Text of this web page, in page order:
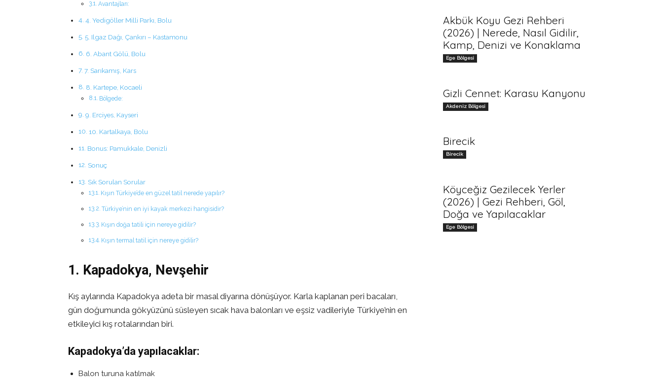
Avantajları:
4. Yedigöller Milli Parkı, Bolu
5. Ilgaz Dağı, Çankırı – Kastamonu
6. Abant Gölü, Bolu
7. Sarıkamış, Kars
8. Kartepe, Kocaeli
Bölgede:
9. Erciyes, Kayseri
10. Kartalkaya, Bolu
Bonus: Pamukkale, Denizli
Sonuç
Sık Sorulan Sorular
Kışın Türkiye’de en güzel tatil nerede yapılır?
Türkiye’nin en iyi kayak merkezi hangisidir?
Kışın doğa tatili için nereye gidilir?
Kışın termal tatil için nereye gidilir?
1. Kapadokya, Nevşehir
Kış aylarında Kapadokya adeta bir masal diyarına dönüşüyor. Karla kaplanan peri bacaları,
gün doğumunda gökyüzünü süsleyen sıcak hava balonları ve eşsiz vadileriyle Türkiye’nin en
etkileyici kış rotalarından biri.
Kapadokya’da yapılacaklar:
Balon turuna katılmak
Akbük Koyu Gezi Rehberi
(2026) | Nerede, Nasıl Gidilir,
Kamp, Denizi ve Konaklama
Ege Bölgesi
Gizli Cennet: Karasu Kanyonu
Akdeniz Bölgesi
Birecik
Birecik
Köyceğiz Gezilecek Yerler
(2026) | Gezi Rehberi, Göl,
Doğa ve Yapılacaklar
Ege Bölgesi